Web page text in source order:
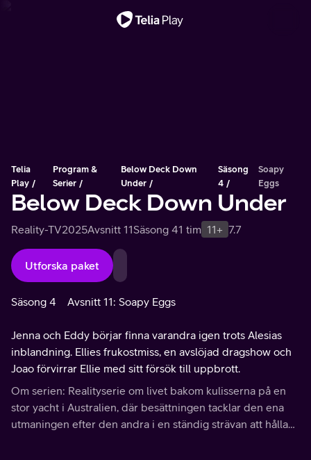
Telia
Play
Program &
Serier
Below Deck Down
Under
Säsong
4
Soapy
Eggs
Below Deck Down Under
Reality-TV2025Avsnitt 11Säsong 41 tim 11+ 7.7
Utforska paket
Säsong 4 Avsnitt 11: Soapy Eggs
Jenna och Eddy börjar finna varandra igen trots Alesias
inblandning. Ellies frukostmiss, en avslöjad dragshow och
Joao förvirrar Ellie med sitt försök till uppbrott.
Om serien: Realityserie om livet bakom kulisserna på en
stor yacht i Australien, där besättningen tacklar den ena
utmaningen efter den andra i en ständig strävan att hålla